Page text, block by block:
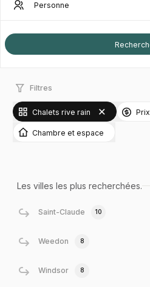
Filtres
Chalets rive rain Prix
Chambre et espace
Les villes les plus recherchées.
Saint-Claude 10
Weedon 8
Windsor 8